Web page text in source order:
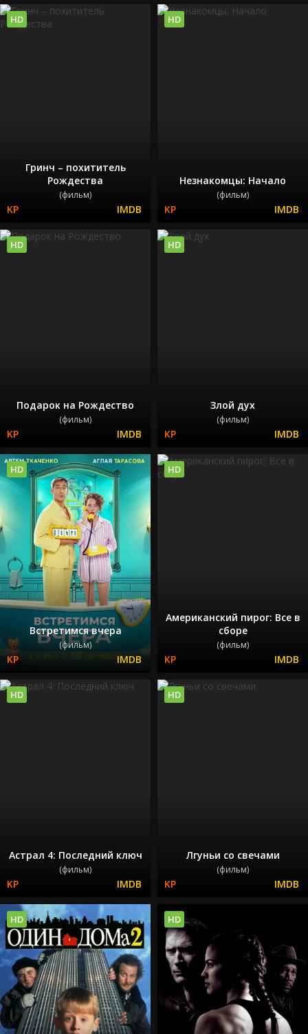
Гринч – похититель
Рождества
(фильм)
HD
Незнакомцы: Начало
(фильм)
HD
Подарок на Рождество
(фильм)
HD
Злой дух
(фильм)
HD
Встретимся вчера
(фильм)
HD
Американский пирог: Все в
сборе
(фильм)
HD
Астрал 4: Последний ключ
(фильм)
HD
Лгуньи со свечами
(фильм)
HD
HD HD